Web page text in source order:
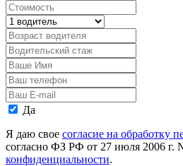
Стоимость,
руб.
Водитель
Возраст
водителя
Водительский
стаж
Ваше
Имя
Ваш
телефон
Ваш
E-
mail
Персональные
Да
Я даю свое согласие на обработку
согласно ФЗ РФ от 27 июля 2006 г.
конфиденциальности.